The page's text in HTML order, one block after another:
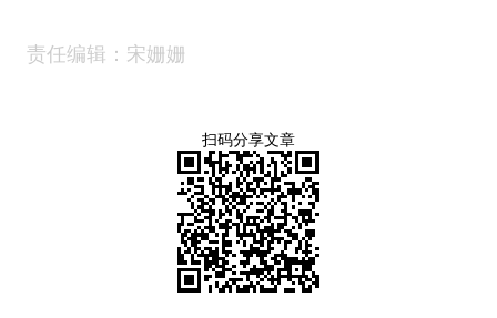
责任编辑：宋姗姗
扫码分享文章